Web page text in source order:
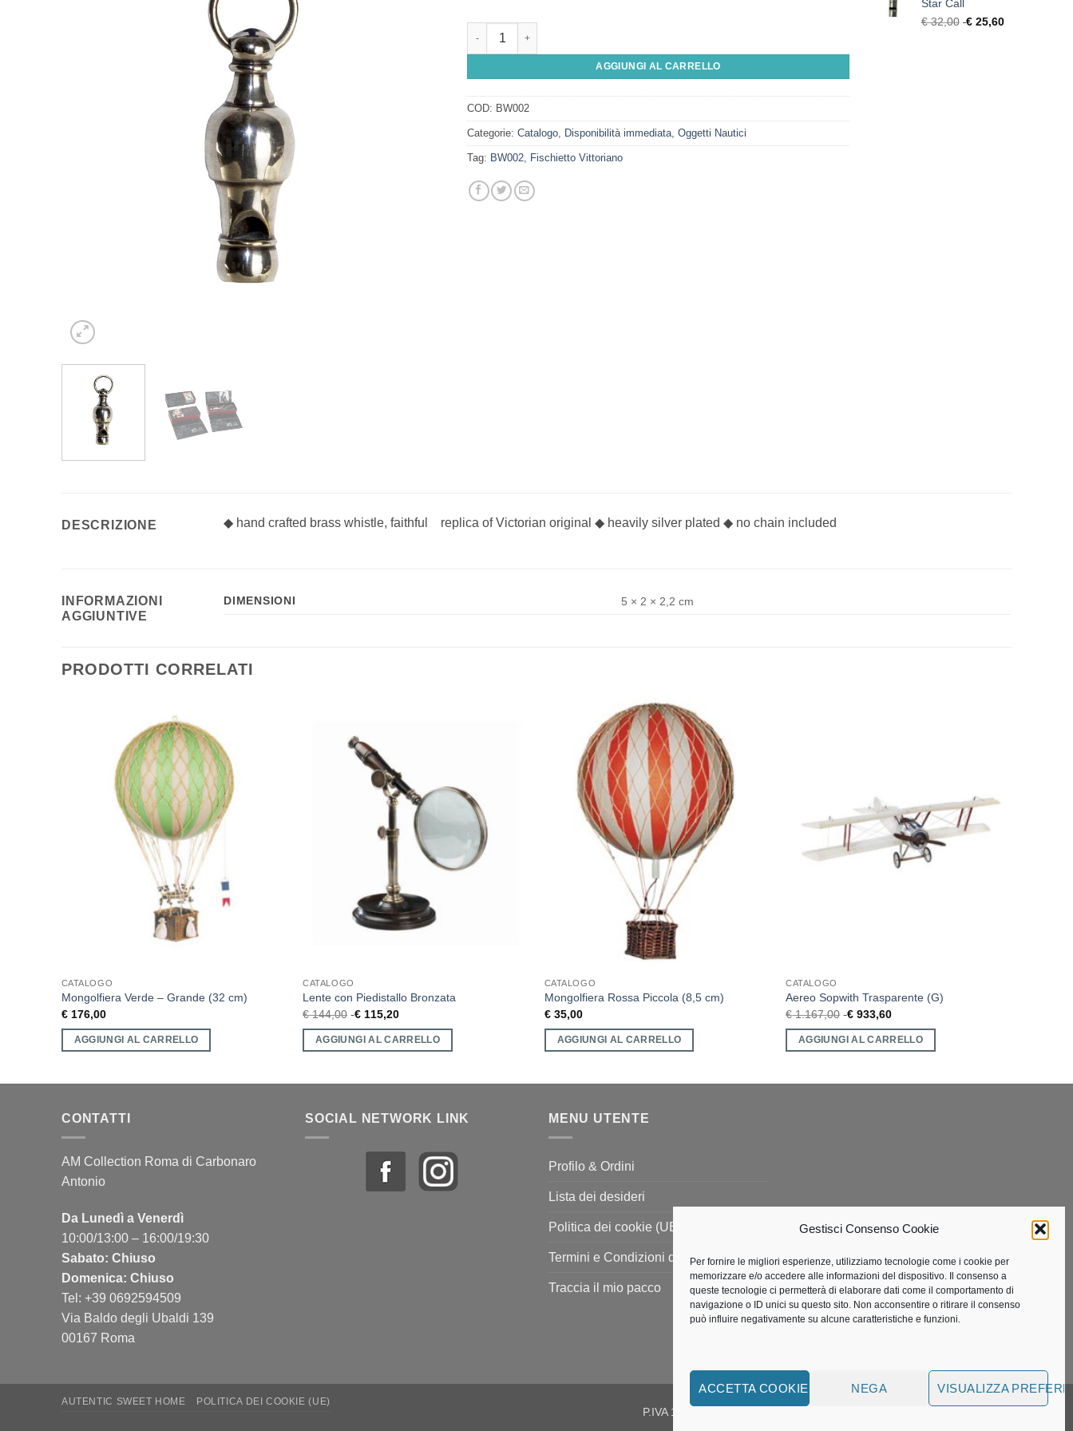
Gestisci Consenso Cookie
Per fornire le migliori esperienze, utilizziamo tecnologie come i cookie per
memorizzare e/o accedere alle informazioni del dispositivo. Il consenso a
queste tecnologie ci permetterà di elaborare dati come il comportamento di
navigazione o ID unici su questo sito. Non acconsentire o ritirare il consenso
può influire negativamente su alcune caratteristiche e funzioni.
ACCETTA COOKIE NEGA VISUALIZZA
Fischietto Vittoriano quantità
AGGIUNGI AL CARRELLO
COD: BW002
Categorie:Catalogo, Disponibilità immediata,Oggetti Nautici
Tag: BW002, Fischietto Vittoriano
Star Call
€32,00 €25,60
DESCRIZIONE ◆ hand crafted brass whistle, faithful replica of Victorian original ◆ heavily silver plated ◆ no chain included
INFORMAZIONI
AGGIUNTIVE
DIMENSIONI 5 × 2 × 2,2 cm
PRODOTTI CORRELATI
CATALOGO
Mongolfiera Verde – Grande (32 cm)
€176,00
AGGIUNGI AL CARRELLO
CATALOGO
Lente con Piedistallo Bronzata
€144,00 €115,20
AGGIUNGI AL CARRELLO
CATALOGO
Mongolfiera Rossa Piccola (8,5 cm)
€35,00
AGGIUNGI AL CARRELLO
CATALOGO
Aereo Sopwith Trasparente (G)
€1.167,00 €933,60
AGGIUNGI AL CARRELLO
CONTATTI
AM Collection Roma di Carbonaro
Antonio
Da Lunedì a Venerdì
10:00/13:00 – 16:00/19:30
Sabato: Chiuso
Domenica: Chiuso
Tel: +39 0692594509
Via Baldo degli Ubaldi 139
00167 Roma
SOCIAL NETWORK LINK MENU UTENTE
Profilo & Ordini
Lista dei desideri
Politica dei cookie (UE)
Termini e Condizioni di vendita
Traccia il mio pacco
P.IVA 11815651002 Visa
Bank
Visa
PayPal
AUTENTIC SWEET HOME POLITICA DEI COOKIE (UE)